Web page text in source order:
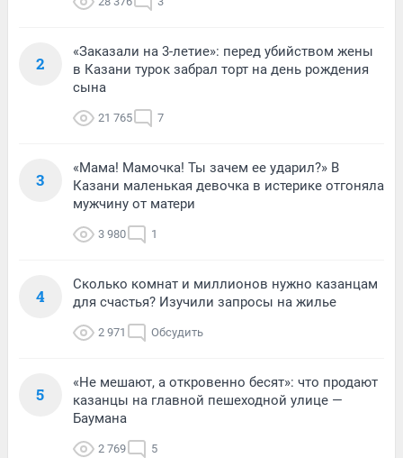
2
«Заказали на 3-летие»: перед убийством жены
в Казани турок забрал торт на день рождения
сына
21 765 7
3
«Мама! Мамочка! Ты зачем ее ударил?» В
Казани маленькая девочка в истерике отгоняла
мужчину от матери
3 980 1
4
Сколько комнат и миллионов нужно казанцам
для счастья? Изучили запросы на жилье
2 971 Обсудить
5
«Не мешают, а откровенно бесят»: что продают
казанцы на главной пешеходной улице —
Баумана
2 769 5